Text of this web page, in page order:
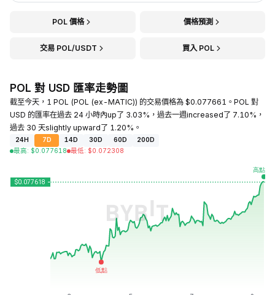
POL 價格 價格預測
交易 POL/USDT 買入 POL
POL 對 USD 匯率走勢圖
截至今天，1 POL (POL (ex-MATIC)) 的交易價格為 $0.077661。POL 對
USD 的匯率在過去 24 小時內up了 3.03%，過去一週increased了 7.10%，
過去 30 天slightly upward了 1.20%。
24H 7D 14D 30D 60D
200D
最高: $0.077618 最低: $0.072308
最近更新時間：2026-08-09 09:09 (GMT+0)